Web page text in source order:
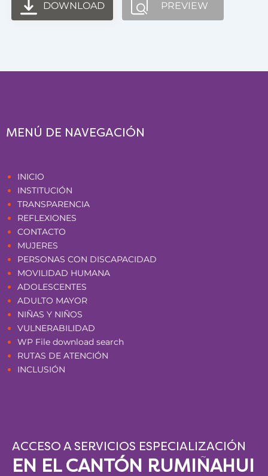
DOWNLOAD PREVIEW
MENÚ DE NAVEGACIÓN
INICIO
INSTITUCIÓN
TRANSPARENCIA
REFLEXIONES
CONTACTO
MUJERES
PERSONAS CON DISCAPACIDAD
MOVILIDAD HUMANA
ADOLESCENTES
ADULTO MAYOR
NIÑAS Y NIÑOS
VULNERABILIDAD
WP File download search
RUTAS DE ATENCIÓN
INCLUSIÓN
ACCESO A SERVICIOS ESPECIALIZACIÓN
EN EL CANTÓN RUMIÑAHUI